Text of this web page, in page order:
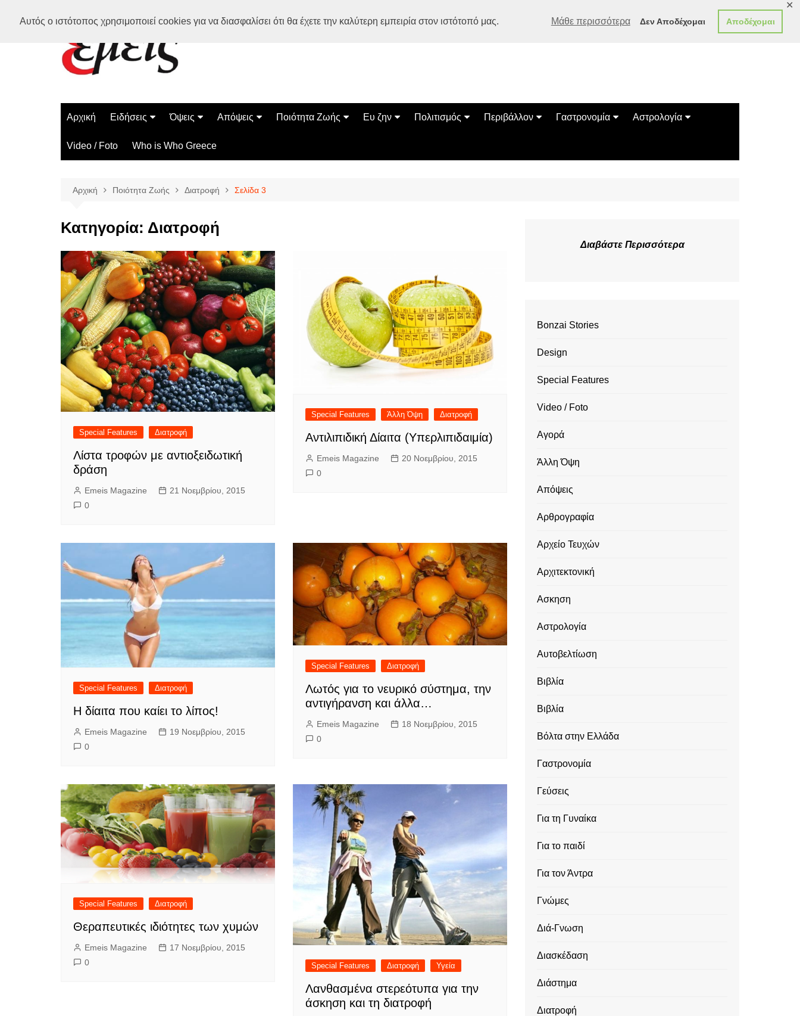
Αυτός ο ιστότοπος χρησιμοποιεί cookies για να διασφαλίσει ότι θα έχετε την καλύτερη εμπειρία στον ιστότοπό μας. Μάθε περισσότερα Δεν Αποδέχομαι Αποδέχομαι
✕
Αρχική Ειδήσεις
Ελλάδα
Διεθνή
Όψεις
Διάστημα
Επιστήμη
Απόψεις
Αρθρογραφία
Ποιότητα Ζωής
Ασκηση
Ευ ζην
Αυτοβελτίωση
Πολιτισμός
Εκδηλώσεις
Ταξίδια
Περιβάλλον
Οικολογία
Γαστρονομία
Συνταγές
Αστρολογία
Κινέζικο Ωροσκόπιο
Video / Foto Who is Who Greece
Αρχική Ποιότητα Ζωής Διατροφή Σελίδα 3
Κατηγορία: Διατροφή
Special Features Διατροφή
Λίστα τροφών με αντιοξειδωτική
δράση
Emeis Magazine
21 Νοεμβρίου, 2015
0
Special Features Άλλη Όψη Διατροφή
Αντιλιπιδική Δίαιτα (Υπερλιπιδαιμία)
Emeis Magazine
20 Νοεμβρίου, 2015
0
Special Features Διατροφή
Η δίαιτα που καίει το λίπος!
Emeis Magazine
19 Νοεμβρίου, 2015
0
Special Features Διατροφή
Λωτός για το νευρικό σύστημα, την
αντιγήρανση και άλλα…
Emeis Magazine
18 Νοεμβρίου, 2015
0
Special Features Διατροφή
Θεραπευτικές ιδιότητες των χυμών
Emeis Magazine
17 Νοεμβρίου, 2015
0
Special Features Διατροφή Υγεία
Λανθασμένα στερεότυπα για την
άσκηση και τη διατροφή
Διαβάστε Περισσότερα
Bonzai Stories
Design
Special Features
Video / Foto
Αγορά
Άλλη Όψη
Απόψεις
Αρθρογραφία
Αρχείο Τευχών
Αρχιτεκτονική
Ασκηση
Αστρολογία
Αυτοβελτίωση
Βιβλία
Βιβλία
Βόλτα στην Ελλάδα
Γαστρονομία
Γεύσεις
Για τη Γυναίκα
Για το παιδί
Για τον Άντρα
Γνώμες
Διά-Γνωση
Διασκέδαση
Διάστημα
Διατροφή